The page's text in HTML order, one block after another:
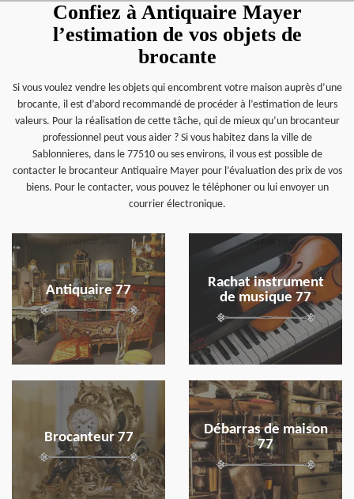
Confiez à Antiquaire Mayer
l’estimation de vos objets de
brocante
Si vous voulez vendre les objets qui encombrent votre maison auprès d’une
brocante, il est d’abord recommandé de procéder à l’estimation de leurs
valeurs. Pour la réalisation de cette tâche, qui de mieux qu’un brocanteur
professionnel peut vous aider ? Si vous habitez dans la ville de
Sablonnieres, dans le 77510 ou ses environs, il vous est possible de
contacter le brocanteur Antiquaire Mayer pour l’évaluation des prix de vos
biens. Pour le contacter, vous pouvez le téléphoner ou lui envoyer un
courrier électronique.
Antiquaire 77
en savoir plus
Rachat instrument
de musique 77
en savoir plus
Brocanteur 77
en savoir plus
Débarras de maison
77
en savoir plus